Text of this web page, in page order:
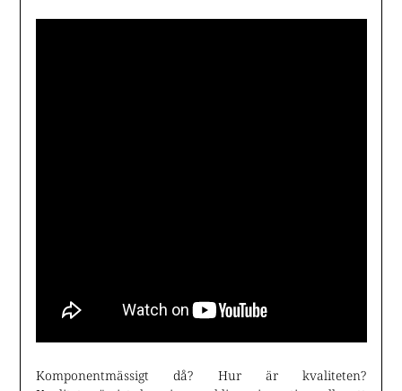
Komponentmässigt då? Hur är kvaliteten?